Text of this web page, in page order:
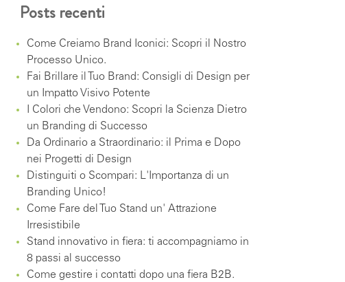
Posts recenti
Come Creiamo Brand Iconici: Scopri il Nostro
Processo Unico.
Fai Brillare il Tuo Brand: Consigli di Design per
un Impatto Visivo Potente
I Colori che Vendono: Scopri la Scienza Dietro
un Branding di Successo
Da Ordinario a Straordinario: il Prima e Dopo
nei Progetti di Design
Distinguiti o Scompari: L'Importanza di un
Branding Unico!
Come Fare del Tuo Stand un' Attrazione
Irresistibile
Stand innovativo in fiera: ti accompagniamo in
8 passi al successo
Come gestire i contatti dopo una fiera B2B.